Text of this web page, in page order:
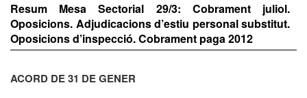
Resum Mesa Sectorial 29/3: Cobrament juliol.
Oposicions. Adjudicacions d’estiu personal substitut.
Oposicions d’inspecció. Cobrament paga 2012
ACORD DE 31 DE GENER